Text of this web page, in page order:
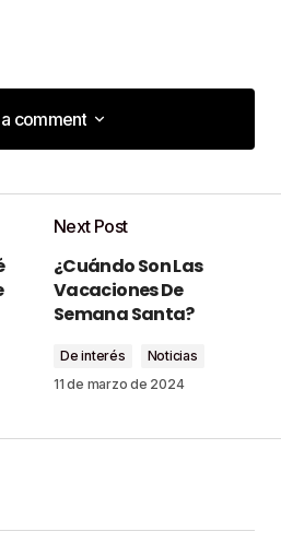
comment
comment
obligatorios están
Next Post
¿Cuándo Son Las
Vacaciones De
Semana Santa?
De interés
Noticias
11 de marzo de 2024